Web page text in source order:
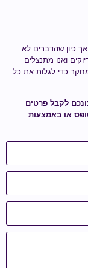
כיון שהדברים לא
ואנו מתנצלים
כדי לגלות את כל
לקבל פרטים
או באמצעות